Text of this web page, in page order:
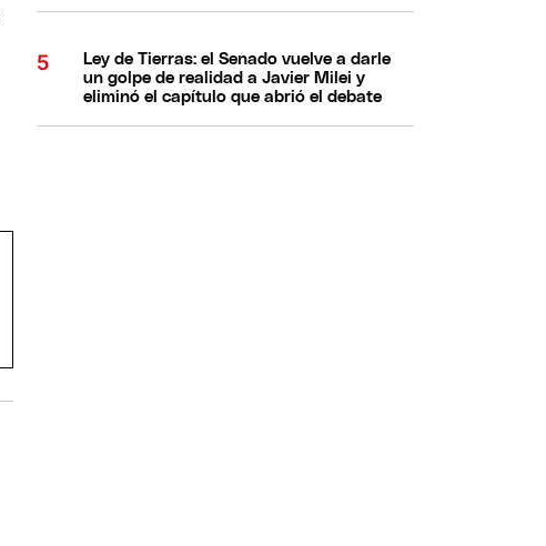
Ley de Tierras: el Senado vuelve a darle
un golpe de realidad a Javier Milei y
eliminó el capítulo que abrió el debate